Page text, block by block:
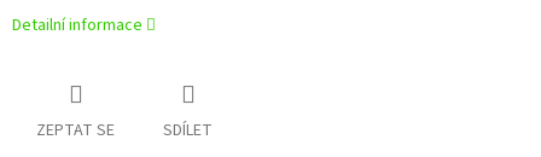
Detailní informace
ZEPTAT SE SDÍLET